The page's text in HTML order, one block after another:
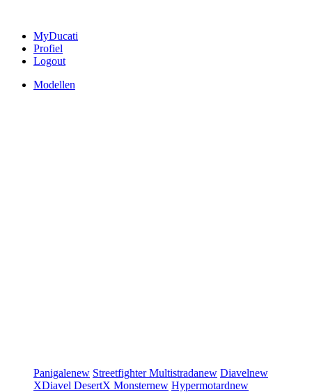
MyDucati
Profiel
Logout
Modellen
Panigalenew StreetfighterMultistradanew Diavelnew
XDiavel DesertX Monsternew Hypermotardnew